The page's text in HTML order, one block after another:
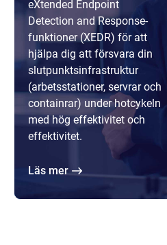
eXtended Endpoint
Detection and Response-
funktioner (XEDR) för att
hjälpa dig att försvara din
slutpunktsinfrastruktur
(arbetsstationer, servrar och
containrar) under hotcykeln
med hög effektivitet och
effektivitet.
Läs mer